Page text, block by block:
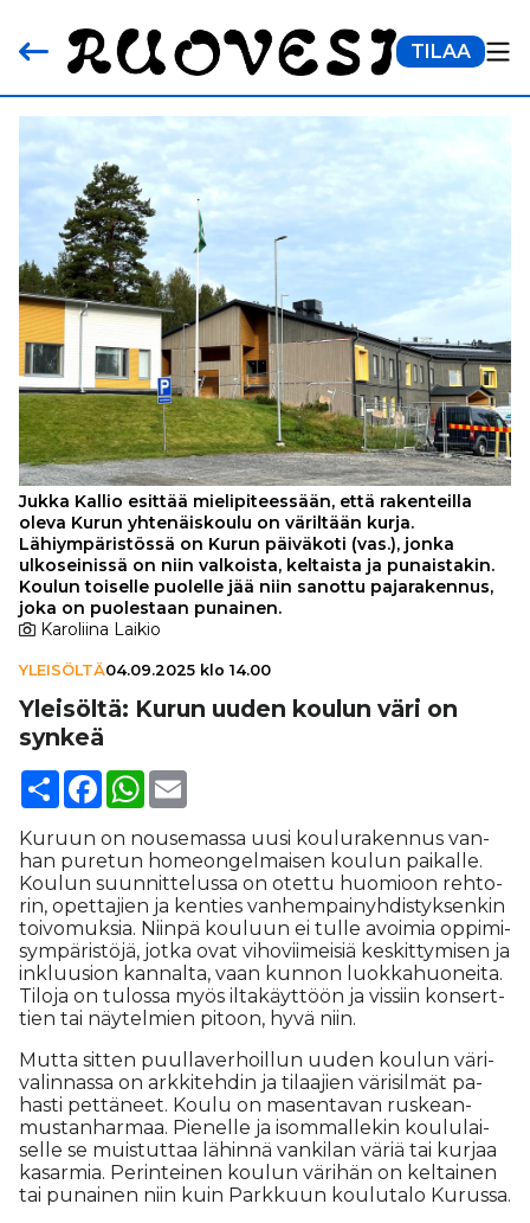
TILAA
Jukka Kallio esittää mielipiteessään, että rakenteilla
oleva Kurun yhtenäiskoulu on väriltään kurja.
Lähiympäristössä on Kurun päiväkoti (vas.), jonka
ulkoseinissä on niin valkoista, keltaista ja punaistakin.
Koulun toiselle puolelle jää niin sanottu pajarakennus,
joka on puolestaan punainen.
Karoliina Laikio
YLEISÖLTÄ04.09.2025 klo 14.00
Yleisöltä: Kurun uuden koulun väri on
synkeä
Share FacebookWhatsApp
Ku­ruun on nou­se­mas­sa uu­si kou­lu­ra­ken­nus van­
han pu­re­tun ho­me­on­gel­mai­sen kou­lun pai­kal­le.
Kou­lun suun­nit­te­lus­sa on otet­tu huo­mi­oon reh­to­
rin, opet­ta­jien ja ken­ties van­hem­pai­nyh­dis­tyk­sen­kin
toi­vo­muk­sia. Niin­pä kou­luun ei tul­le avoi­mia op­pi­mi­
sym­pä­ris­tö­jä, jot­ka ovat vi­ho­vii­mei­siä kes­kit­ty­mi­sen ja
ink­luu­si­on kan­nal­ta, vaan kun­non luok­ka­huo­nei­ta.
Ti­lo­ja on tu­los­sa myös il­ta­käyt­töön ja vis­siin kon­sert­
tien tai näy­tel­mien pi­toon, hyvä niin.
Mut­ta sit­ten puul­la­ver­hoil­lun uu­den kou­lun vä­ri­
va­lin­nas­sa on ark­ki­teh­din ja ti­laa­jien vä­ri­sil­mät pa­
has­ti pet­tä­neet. Kou­lu on ma­sen­ta­van rus­ke­an­
mus­tan­har­maa. Pie­nel­le ja isom­mal­le­kin kou­lu­lai­
sel­le se muis­tut­taa lä­hin­nä van­ki­lan vä­riä tai kur­jaa
ka­sar­mia. Pe­rin­tei­nen kou­lun vä­ri­hän on kel­tai­nen
tai pu­nai­nen niin kuin Park­kuun kou­lu­ta­lo Ku­rus­sa.